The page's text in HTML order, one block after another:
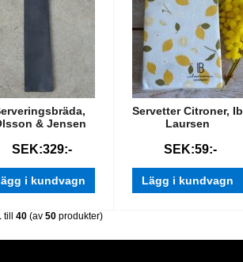
& Jensen
SEK:329:-
i kundvagn
Servetter Citroner, Ib
Laursen
SEK:59:-
Lägg i kundvagn
till 40 (av 50 produkter)